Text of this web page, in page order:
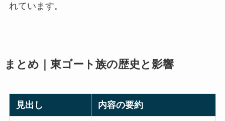
れています。
まとめ｜東ゴート族の歴史と影響
見出し 内容の要約